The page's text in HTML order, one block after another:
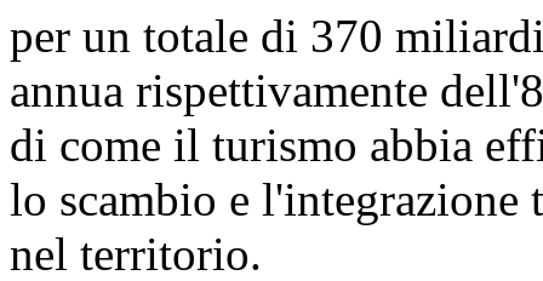
per un totale di 370
annua rispettivamente
di come il turismo abbia
lo scambio e
nel territorio.